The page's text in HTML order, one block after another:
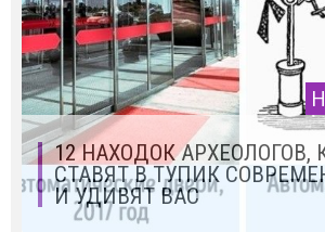
12 НАХОДОК АРХЕОЛОГОВ,
СТАВЯТ В ТУПИК
И УДИВЯТ ВАС